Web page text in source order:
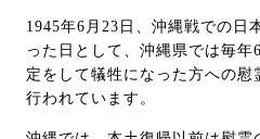
1945年6月23日、沖縄戦での日
った日として、沖縄県では毎年
定をして犠牲になった方への
行われています。